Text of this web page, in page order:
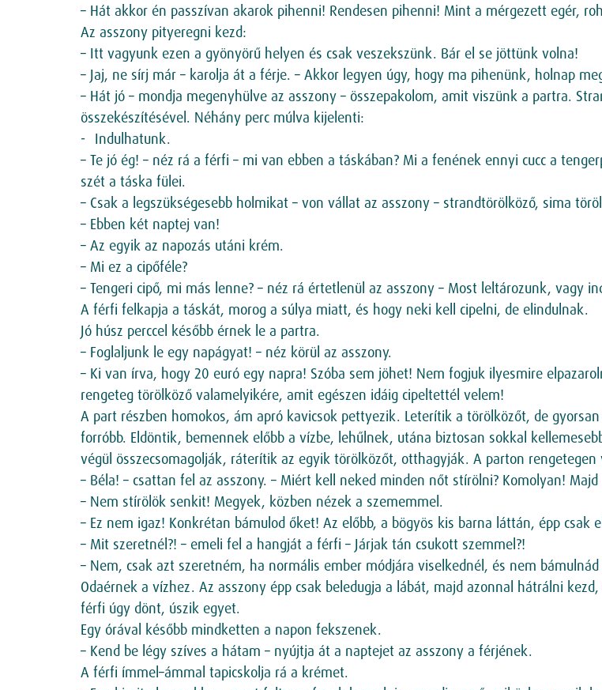
– Hát akkor én passzívan akarok pihenni! Rendesen pihenni! Mint a mérgezett egér,
Az asszony pityeregni kezd:
– Itt vagyunk ezen a gyönyörű helyen és csak veszekszünk. Bár el se jöttünk volna!
– Jaj, ne sírj már – karolja át a férje. – Akkor legyen úgy, hogy ma pihenünk, holnap
– Hát jó – mondja megenyhülve az asszony – összepakolom, amit viszünk a partra.
összekészítésével. Néhány perc múlva kijelenti:
Indulhatunk.
– Te jó ég! – néz rá a férfi – mi van ebben a táskában? Mi a fenének ennyi cucc a
szét a táska fülei.
– Csak a legszükségesebb holmikat – von vállat az asszony – strandtörölköző, sima
– Ebben két naptej van!
– Az egyik az napozás utáni krém.
– Mi ez a cipőféle?
– Tengeri cipő, mi más lenne? – néz rá értetlenül az asszony – Most leltározunk, vagy
A férfi felkapja a táskát, morog a súlya miatt, és hogy neki kell cipelni, de elindulnak.
Jó húsz perccel később érnek le a partra.
– Foglaljunk le egy napágyat! – néz körül az asszony.
– Ki van írva, hogy 20 euró egy napra! Szóba sem jöhet! Nem fogjuk ilyesmire
rengeteg törölköző valamelyikére, amit egészen idáig cipeltettél velem!
A part részben homokos, ám apró kavicsok pettyezik. Leterítik a törölközőt, de
forróbb. Eldöntik, bemennek előbb a vízbe, lehűlnek, utána biztosan sokkal
végül összecsomagolják, ráterítik az egyik törölközőt, otthagyják. A parton
– Béla! – csattan fel az asszony. – Miért kell neked minden nőt stírölni? Komolyan!
– Nem stírölök senkit! Megyek, közben nézek a szememmel.
– Ez nem igaz! Konkrétan bámulod őket! Az előbb, a bögyös kis barna láttán, épp csak
– Mit szeretnél?! – emeli fel a hangját a férfi – Járjak tán csukott szemmel?!
– Nem, csak azt szeretném, ha normális ember módjára viselkednél, és nem
Odaérnek a vízhez. Az asszony épp csak beledugja a lábát, majd azonnal hátrálni
férfi úgy dönt, úszik egyet.
Egy órával később mindketten a napon fekszenek.
– Kend be légy szíves a hátam – nyújtja át a naptejet az asszony a férjének.
A férfi ímmel–ámmal tapicskolja rá a krémet.